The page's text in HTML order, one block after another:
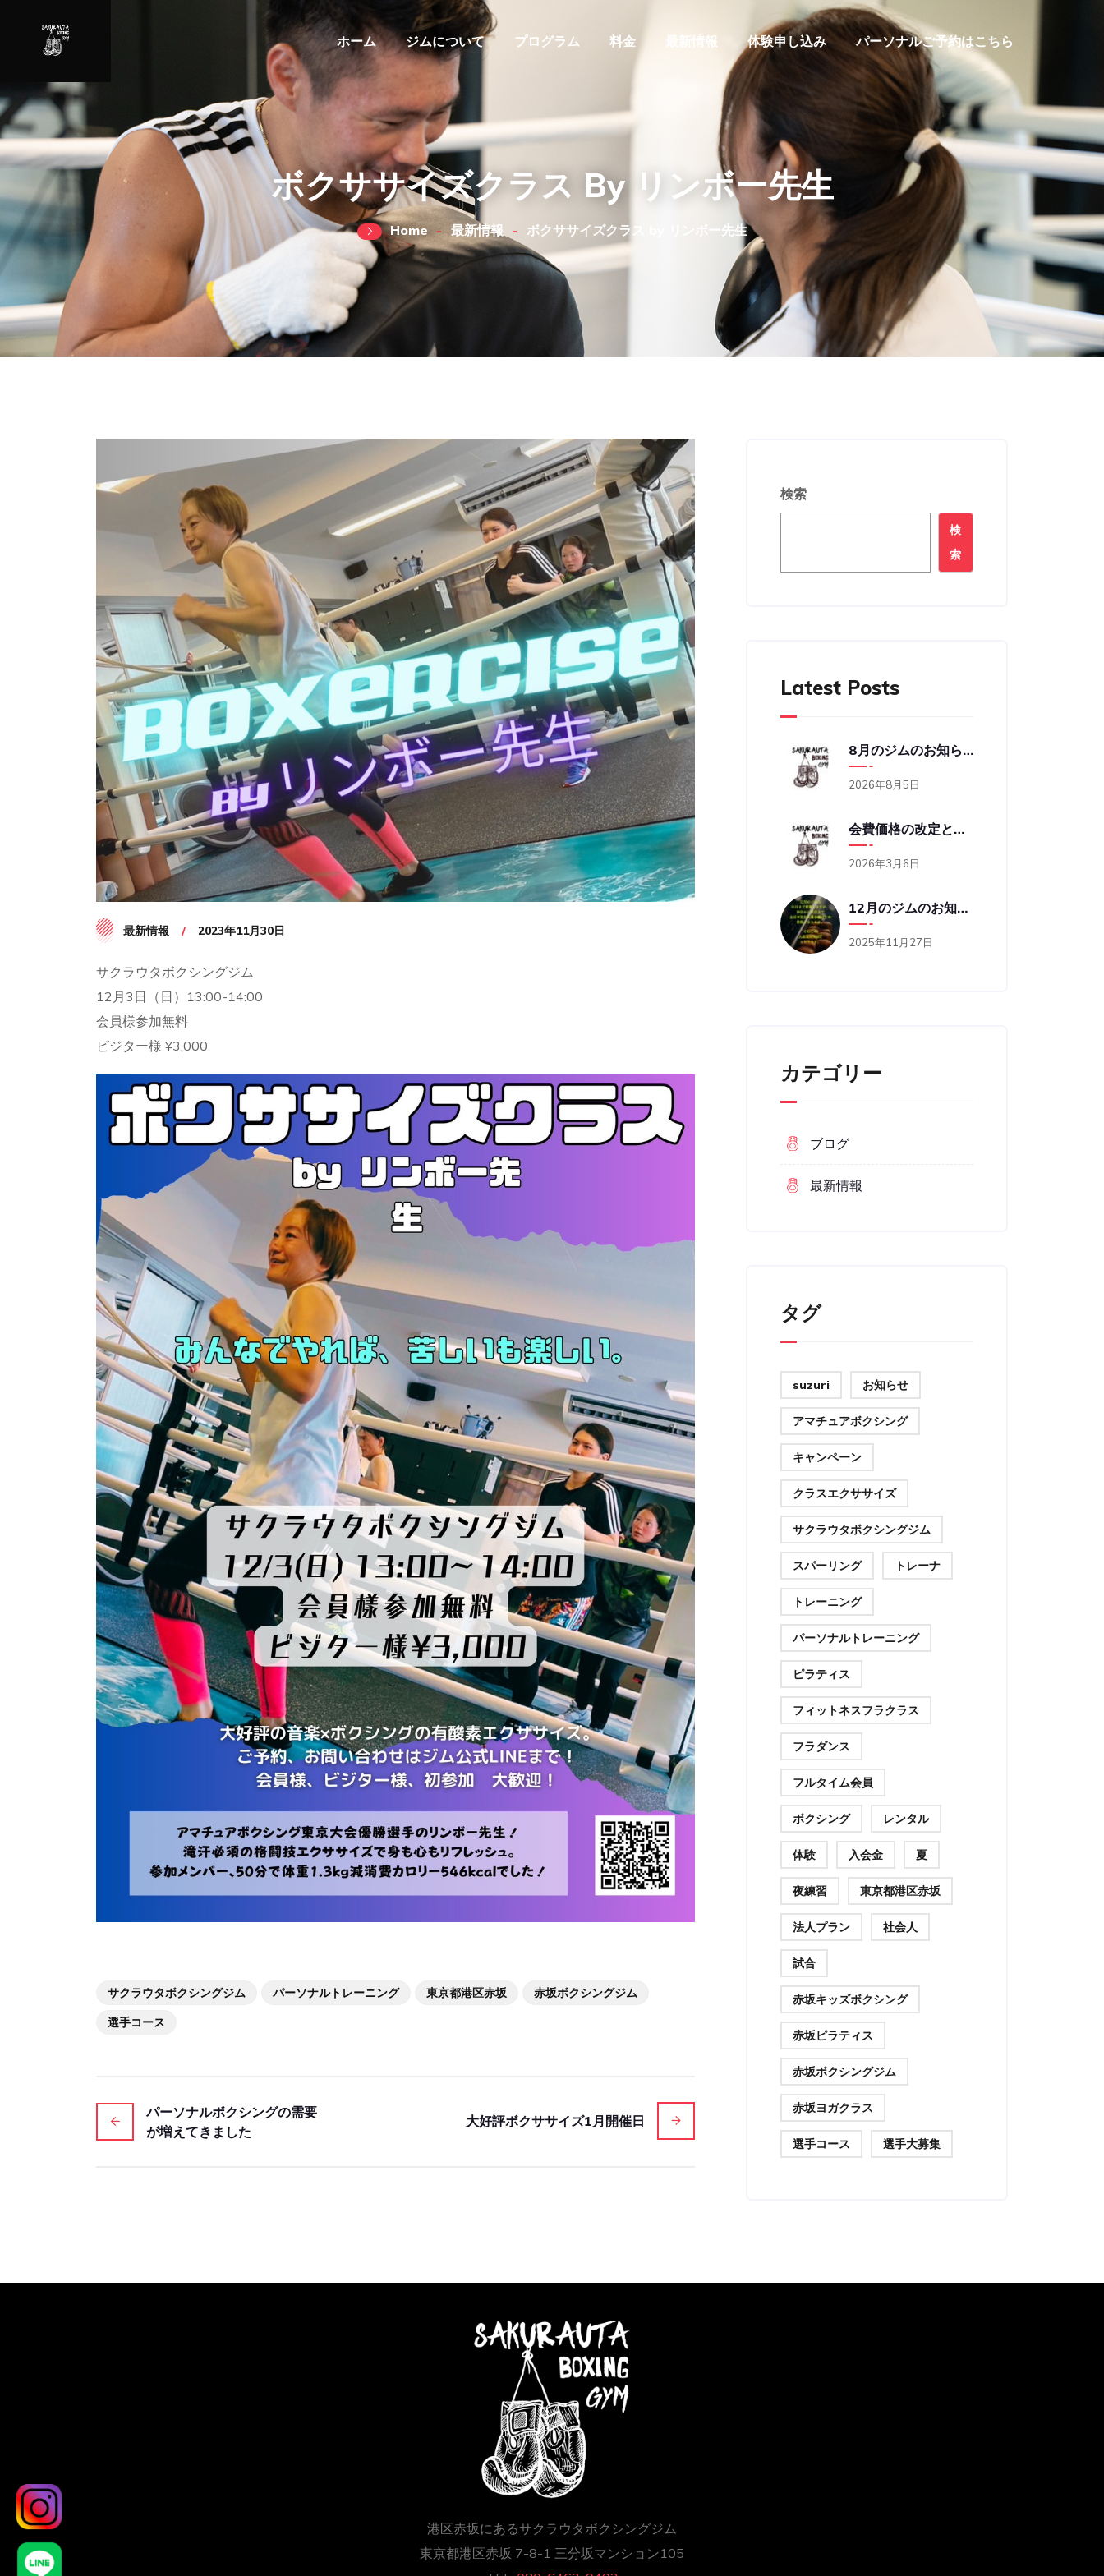
ホーム ジムについて プログラム 料金 最新情報 体験申し込み パーソナルご予約はこちら
ボクササイズクラス By リンボー先生
Home 最新情報 ボクササイズクラス by リンボー先生
最新情報 2023年11月30日
サクラウタボクシングジム
12月3日（日）13:00-14:00
会員様参加無料
ビジター様 ¥3,000
サクラウタボクシングジム パーソナルトレーニング 東京都港区赤坂
赤坂ボクシングジム
選手コース
パーソナルボクシングの需要
が増えてきました
大好評ボクササイズ1月開催日
検索
検
索
Latest Posts
8月のジムのお知らせ
2026年8月5日
会費価格の改定と営業時間の変更のお知らせ
2026年3月6日
12月のジムのお知らせ
2025年11月27日
カテゴリー
ブログ
最新情報
タグ
suzuri お知らせ
アマチュアボクシング
キャンペーン
クラスエクササイズ
サクラウタボクシングジム
スパーリング トレーナ
トレーニング
パーソナルトレーニング
ピラティス
フィットネスフラクラス
フラダンス
フルタイム会員
ボクシング レンタル
体験 入会金 夏
夜練習 東京都港区赤坂
法人プラン 社会人
試合
赤坂キッズボクシング
赤坂ピラティス
赤坂ボクシングジム
赤坂ヨガクラス
選手コース 選手大募集
港区赤坂にあるサクラウタボクシングジム
東京都港区赤坂 7-8-1 三分坂マンション105